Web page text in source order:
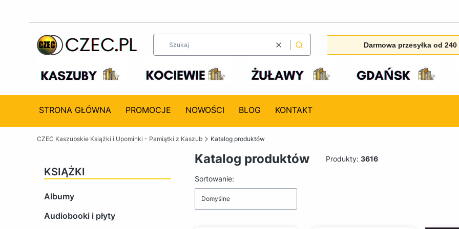
WyczyśćSzukaj Darmowa przesyłka od 240
STRONA GŁÓWNA PROMOCJE NOWOŚCI BLOG KONTAKT
CZEC Kaszubskie Książki i Upominki - Pamiątki z Kaszub Katalog produktów
KSIĄŻKI
Albumy
Audiobooki i płyty
Katalog produktów Produkty: 3616
Lista produktów
Sortowanie:
Domyślne